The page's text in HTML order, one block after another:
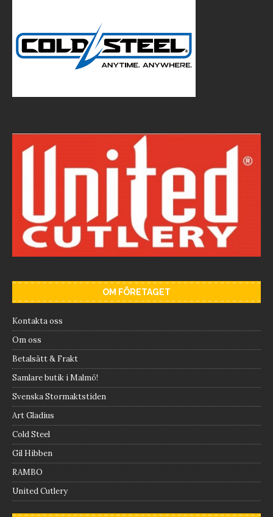
OM FÖRETAGET
Kontakta oss
Om oss
Betalsätt & Frakt
Samlare butik i Malmö!
Svenska Stormaktstiden
Art Gladius
Cold Steel
Gil Hibben
RAMBO
United Cutlery